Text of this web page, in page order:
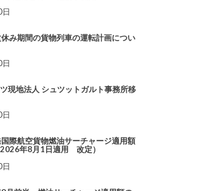
み期間の貨物列車の運転計画につい
現地法人 シュツットガルト事務所移
際航空貨物燃油サーチャージ適用額
年8月1日適用 改定）